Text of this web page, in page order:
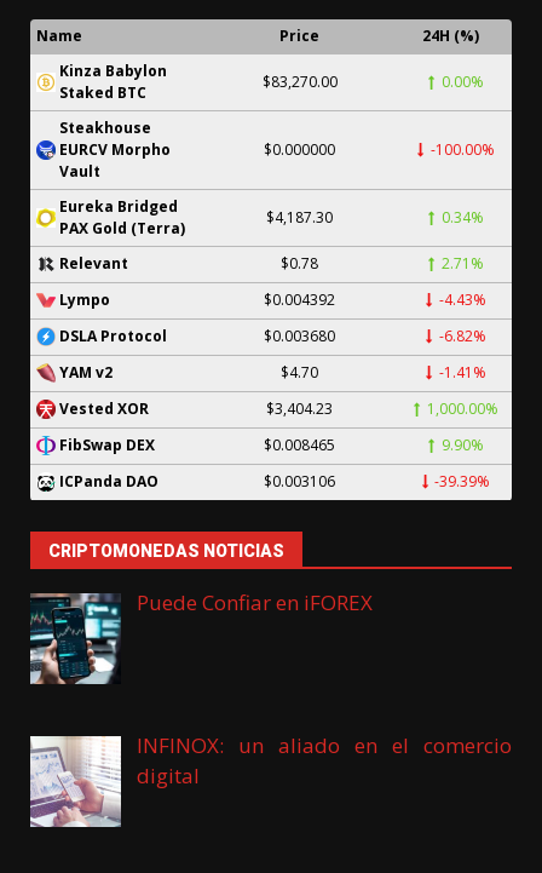
Name Price
24H (%)
Kinza Babylon
Staked BTC
$83,270.00 0.00%
Steakhouse
EURCV Morpho
Vault
$0.000000 -100.00%
Eureka Bridged
PAX Gold (Terra)
$4,187.30 0.34%
Relevant $0.78
2.71%
Lympo
$0.004392
-4.43%
DSLA Protocol
$0.003680
-6.82%
YAM v2
$4.70
-1.41%
Vested XOR
$3,404.23
1,000.00%
FibSwap DEX
$0.008465
9.90%
ICPanda DAO
$0.003106 -39.39%
CRIPTOMONEDAS NOTICIAS
Puede Confiar en iFOREX
INFINOX: un aliado en el comercio
digital